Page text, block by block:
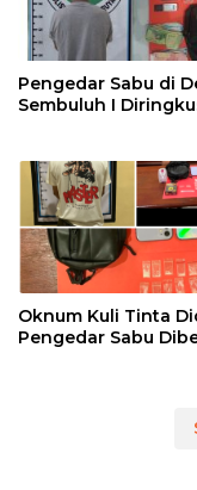
Pengedar Sabu di
Sembuluh I
Oknum Kuli Tinta
Pengedar Sabu